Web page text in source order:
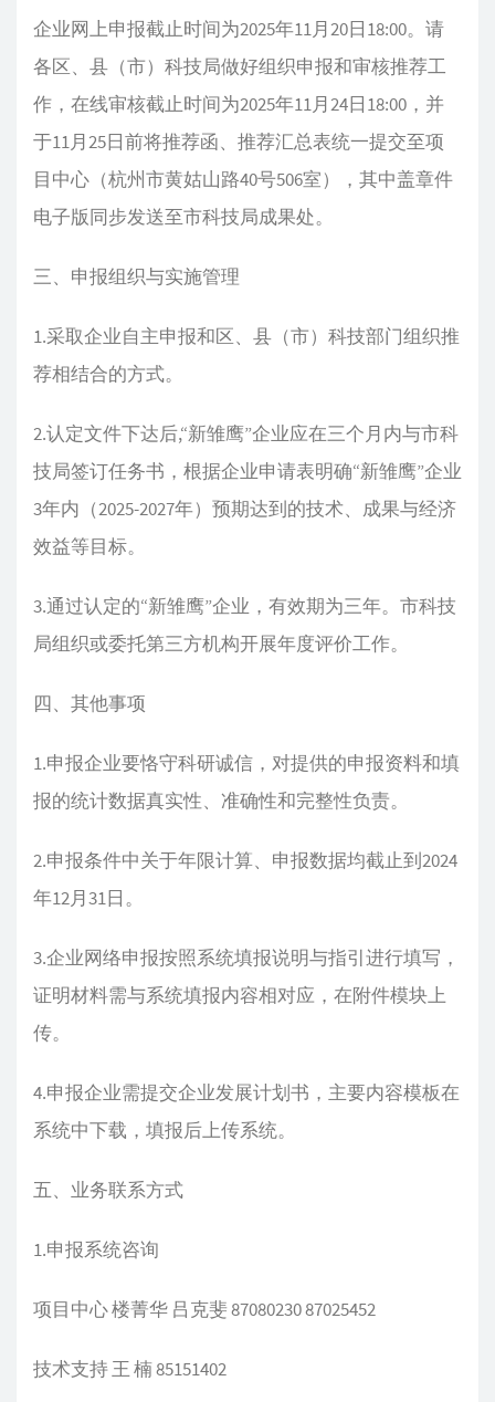
企业网上申报截止时间为2025年11月20日18:00。请
各区、县（市）科技局做好组织申报和审核推荐工
作，在线审核截止时间为2025年11月24日18:00，并
于11月25日前将推荐函、推荐汇总表统一提交至项
目中心（杭州市黄姑山路40号506室），其中盖章件
电子版同步发送至市科技局成果处。
三、申报组织与实施管理
1.采取企业自主申报和区、县（市）科技部门组织推
荐相结合的方式。
2.认定文件下达后,“新雏鹰”企业应在三个月内与市科
技局签订任务书，根据企业申请表明确“新雏鹰”企业
3年内（2025-2027年）预期达到的技术、成果与经济
效益等目标。
3.通过认定的“新雏鹰”企业，有效期为三年。市科技
局组织或委托第三方机构开展年度评价工作。
四、其他事项
1.申报企业要恪守科研诚信，对提供的申报资料和填
报的统计数据真实性、准确性和完整性负责。
2.申报条件中关于年限计算、申报数据均截止到2024
年12月31日。
3.企业网络申报按照系统填报说明与指引进行填写，
证明材料需与系统填报内容相对应，在附件模块上
传。
4.申报企业需提交企业发展计划书，主要内容模板在
系统中下载，填报后上传系统。
五、业务联系方式
1.申报系统咨询
项目中心 楼菁华 吕克斐 87080230 87025452
技术支持 王 楠 85151402